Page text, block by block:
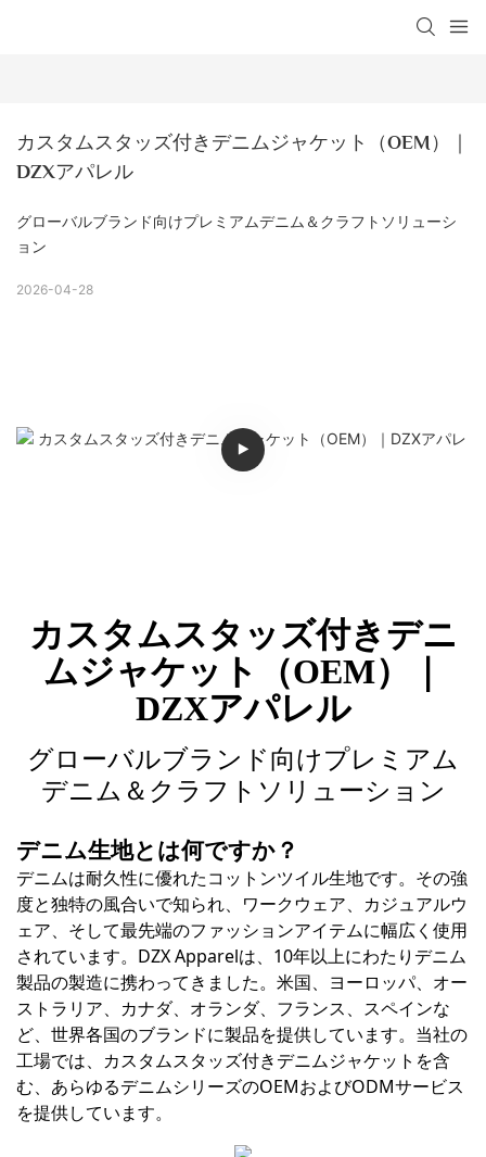
カスタムスタッズ付きデニムジャケット（OEM）｜
DZXアパレル
グローバルブランド向けプレミアムデニム＆クラフトソリューシ
ョン
2026-04-28
カスタムスタッズ付きデニ
ムジャケット（OEM）｜
DZXアパレル
グローバルブランド向けプレミアム
デニム＆クラフトソリューション
デニム生地とは何ですか？
デニムは耐久性に優れたコットンツイル生地です。その強
度と独特の風合いで知られ、ワークウェア、カジュアルウ
ェア、そして最先端のファッションアイテムに幅広く使用
されています。DZX Apparelは、10年以上にわたりデニム
製品の製造に携わってきました。米国、ヨーロッパ、オー
ストラリア、カナダ、オランダ、フランス、スペインな
ど、世界各国のブランドに製品を提供しています。当社の
工場では、カスタムスタッズ付きデニムジャケットを含
む、あらゆるデニムシリーズのOEMおよびODMサービス
を提供しています。